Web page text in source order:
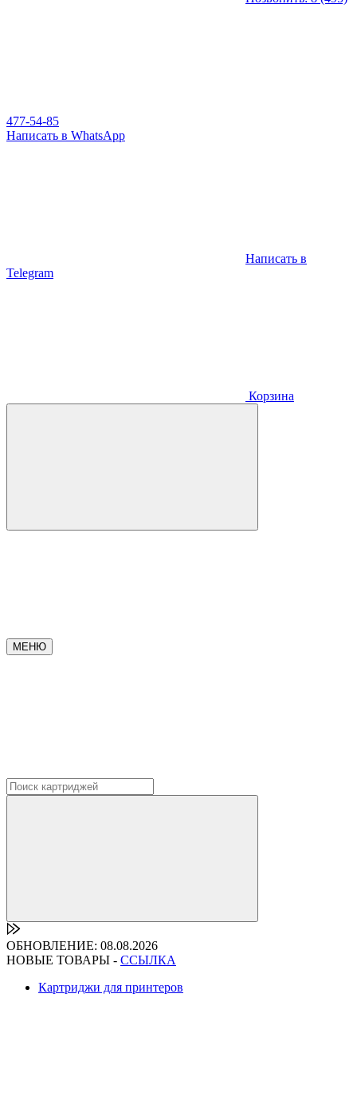
477-54-85
Написать в WhatsApp
Написать в
Telegram
Корзина
МЕНЮ
ОБНОВЛЕНИЕ: 08.08.2026
НОВЫЕ ТОВАРЫ - ССЫЛКА
Картриджи для принтеров